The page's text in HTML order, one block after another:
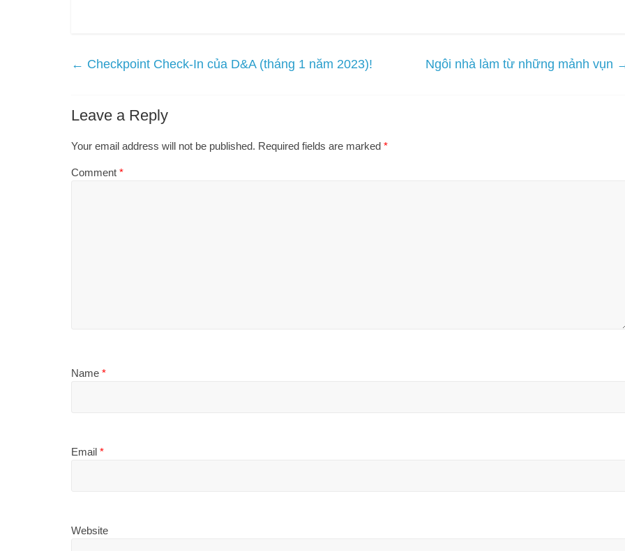
← Checkpoint Check-In của D&A (tháng 1 năm 2023)! Ngôi nhà làm từ những mảnh vụn
Leave a Reply
Your email address will not be published. Required fields are marked *
Comment *
Name *
Email *
Website